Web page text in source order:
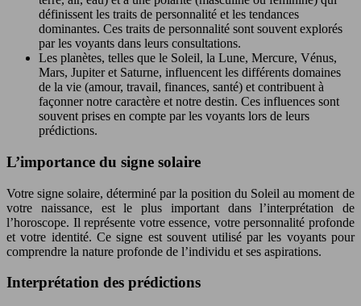
définissent les traits de personnalité et les tendances
dominantes. Ces traits de personnalité sont souvent explorés
par les voyants dans leurs consultations.
Les planètes, telles que le Soleil, la Lune, Mercure, Vénus,
Mars, Jupiter et Saturne, influencent les différents domaines
de la vie (amour, travail, finances, santé) et contribuent à
façonner notre caractère et notre destin. Ces influences sont
souvent prises en compte par les voyants lors de leurs
prédictions.
L’importance du signe solaire
Votre signe solaire, déterminé par la position du Soleil au moment de
votre naissance, est le plus important dans l’interprétation de
l’horoscope. Il représente votre essence, votre personnalité profonde
et votre identité. Ce signe est souvent utilisé par les voyants pour
comprendre la nature profonde de l’individu et ses aspirations.
Interprétation des prédictions